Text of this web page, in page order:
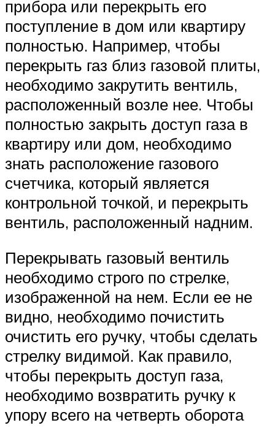
прибора или перекрыть его
поступление в дом или квартиру
полностью. Например, чтобы
перекрыть газ близ газовой плиты,
необходимо закрутить вентиль,
расположенный возле нее. Чтобы
полностью закрыть доступ газа в
квартиру или дом, необходимо
знать расположение газового
счетчика, который является
контрольной точкой, и перекрыть
вентиль, расположенный надним.
Перекрывать газовый вентиль
необходимо строго по стрелке,
изображенной на нем. Если ее не
видно, необходимо почистить
очистить его ручку, чтобы сделать
стрелку видимой. Как правило,
чтобы перекрыть доступ газа,
необходимо возвратить ручку к
упору всего на четверть оборота